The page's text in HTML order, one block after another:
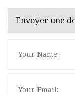
Envoyer une